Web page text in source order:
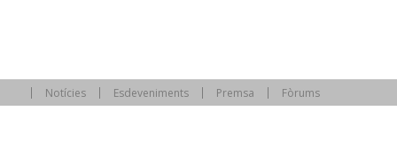
Notícies Esdeveniments Premsa Fòrums